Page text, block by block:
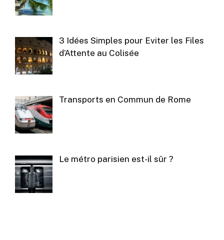
3 Idées Simples pour Eviter les Files
d’Attente au Colisée
Transports en Commun de Rome
Le métro parisien est-il sûr ?